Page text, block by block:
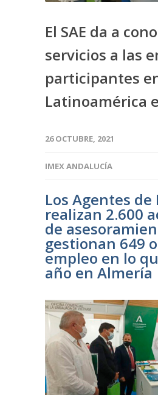
El SAE da a
servicios a las
participantes
Latinoamérica
26 OCTUBRE, 2021
IMEX ANDALUCÍA
Los Agentes de
realizan 2.600
de
gestionan 649
empleo en lo
año en Almería